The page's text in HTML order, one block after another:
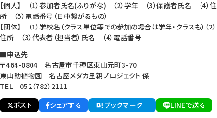
【個人】 （1）参加者氏名(ふりがな) （2）学年 （3）保護者氏名 （4）住
所 （5）電話番号（日中繋がるもの）
【団体】 （1）学校名（クラス単位等での参加の場合は学年・クラスも）（2）
住所 （3）代表者（担当者）氏名 （4）電話番号
■申込先
〒464-0804 名古屋市千種区東山元町3-70
東山動植物園 名古屋メダカ里親プロジェクト 係
TEL 052（782）2111
ポスト
シェアする ブックマーク LINEで送る